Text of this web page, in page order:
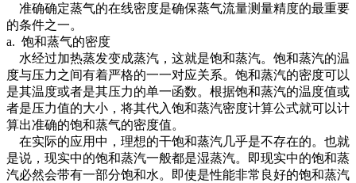
准确确定蒸气的在线密度是确保蒸气流量测量精度的最重要
的条件之一。
a. 饱和蒸气的密度
水经过加热蒸发变成蒸汽，这就是饱和蒸汽。饱和蒸汽的温
度与压力之间有着严格的一一对应关系。饱和蒸汽的密度可以
是其温度或者是其压力的单一函数。根据饱和蒸汽的温度值或
者是压力值的大小，将其代入饱和蒸汽密度计算公式就可以计
算出准确的饱和蒸气的密度值。
在实际的应用中，理想的干饱和蒸汽几乎是不存在的。也就
是说，现实中的饱和蒸汽一般都是湿蒸汽。即现实中的饱和蒸
汽必然会带有一部分饱和水。即使是性能非常良好的饱和蒸汽